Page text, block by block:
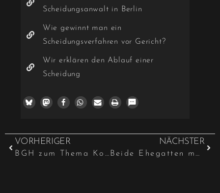
Scheidungsanwalt in Berlin
Wie gewinnt man ein
Scheidungsverfahren vor Gericht?
Wir erklären den Ablauf einer
Scheidung
1
VORHERIGER
BGH zum Thema Kontakt außerhalb festgelegter Umgangszeiten
NÄCHSTER
Beide Ehegatten müssen testierfähig sein